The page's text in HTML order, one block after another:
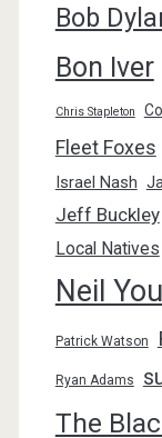
Bob
Bon Iver
Chris Stapleton
Fleet Foxes
Israel Nash
Jeff Buckley
Local Natives
Neil
Patrick Watson
Ryan Adams
The